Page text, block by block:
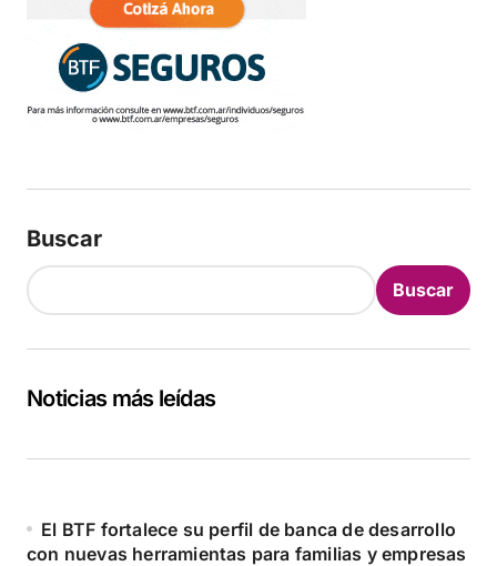
Buscar
Buscar
Noticias más leídas
El BTF fortalece su perfil de banca de desarrollo
con nuevas herramientas para familias y empresas